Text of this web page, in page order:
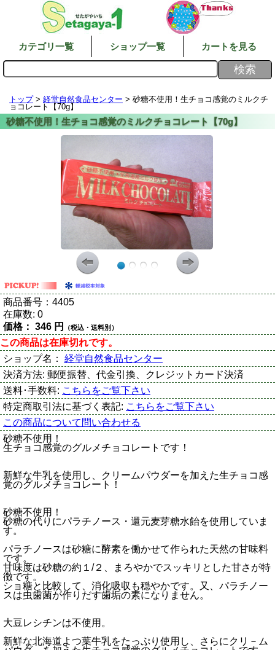
カテゴリ一覧 ショップ一覧 カートを見る
トップ> 経堂自然食品センター > 砂糖不使用！生チョコ感覚のミルクチ
ョコレート【70g】
商品番号： 4405
在庫数: 0
価格： 346 円 （税込・送料別）
この商品は在庫切れです。
ショップ名： 経堂自然食品センター
決済方法: 郵便振替、代金引換、クレジットカード決済
送料･手数料: こちらをご覧下さい
特定商取引法に基づく表記: こちらをご覧下さい
この商品について問い合わせる
砂糖不使用！
生チョコ感覚のグルメチョコレートです！
新鮮な牛乳を使用し、クリームパウダーを加えた生チョコ感
覚のグルメチョコレート！
砂糖不使用！
砂糖の代りにパラチノース・還元麦芽糖水飴を使用していま
す。
パラチノースは砂糖に酵素を働かせて作られた天然の甘味料
です。
甘味度は砂糖の約１/２、まろやかでスッキリとした甘さが特
徴です。
ショ糖と比較して、消化吸収も穏やかです。又、パラチノー
スは虫歯菌が作りだす歯垢の素になりません。
大豆レシチンは不使用。
新鮮な北海道よつ葉牛乳をたっぷり使用し、さらにクリ－ム